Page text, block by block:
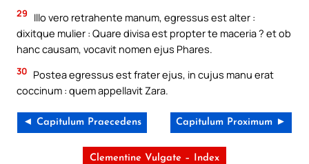
29
Illo vero retrahente manum, egressus est alter :
dixitque mulier : Quare divisa est propter te maceria ? et ob
hanc causam, vocavit nomen ejus Phares.
30 Postea egressus est frater ejus, in cujus manu erat
coccinum : quem appellavit Zara.
◄ Capitulum Praecedens Capitulum Proximum ►
Clementine Vulgate – Index